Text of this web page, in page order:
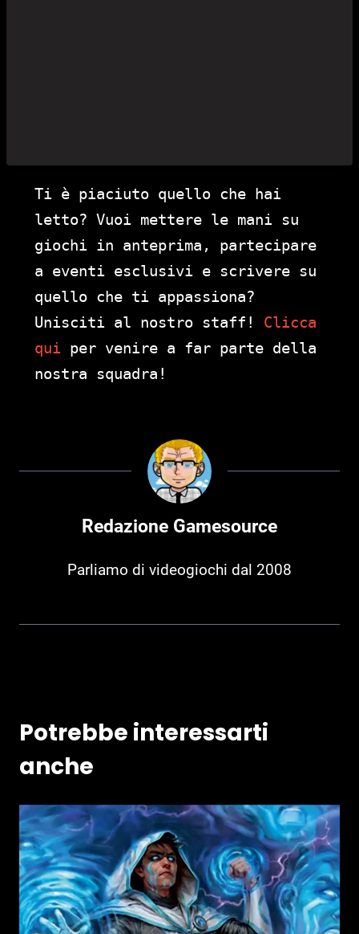
Ti è piaciuto quello che hai
letto? Vuoi mettere le mani su
giochi in anteprima, partecipare
a eventi esclusivi e scrivere su
quello che ti appassiona?
Unisciti al nostro staff! Clicca
qui per venire a far parte della
nostra squadra!
Redazione Gamesource
Parliamo di videogiochi dal 2008
Potrebbe interessarti
anche